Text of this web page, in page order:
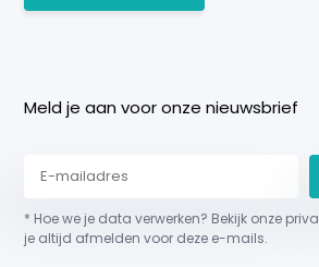
Meld je aan voor onze nieuwsbrief
* Hoe we je data verwerken? Bekijk onze
je altijd afmelden voor deze e-mails.